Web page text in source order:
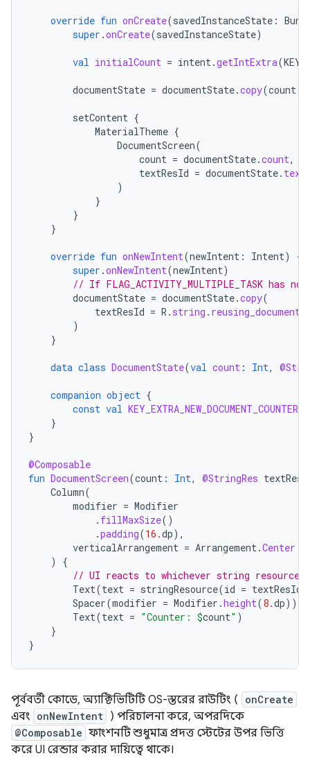
override fun onCreate(savedInstanceState :
super .onCreate(savedInstanceState)
val initialCount = intent .getIntExtra(
documentState = documentState.copy(count
setContent {
MaterialTheme {
DocumentScreen(
count = documentState.count,
textResId = documentState.
)
}
}
}
override fun onNewIntent(newIntent : Intent)
{
super .onNewIntent(newIntent)
// If FLAG_ACTIVITY_MULTIPLE_TASK
documentState = documentState.copy(
textResId = R . string .
)
}
data class DocumentState(val count : Int,
companion object {
const val KEY_EXTRA_NEW_DOCUMENT_COUNTER
}
}
@Composable
fun DocumentScreen(count : Int, @StringRes
Column(
modifier = Modifier
. fillMaxSize()
.padding(16.dp),
verticalArrangement = Arrangement .Center
)
{
// UI reacts to whichever string resource ID
Text(text = stringResource(id = textResId
Spacer(modifier = Modifier .height(8.dp))
Text(text = "Counter: $count" )
}
}
পূর্ববর্তী কোডে, অ্যাক্টিভিটিটি OS-স্তরের রাউটিং ( onCreate
এবং onNewIntent ) পরিচালনা করে, অপরদিকে
@Composable ফাংশনটি শুধুমাত্র প্রদত্ত স্টেটের উপর ভিত্তি
করে UI রেন্ডার করার দায়িত্বে থাকে।